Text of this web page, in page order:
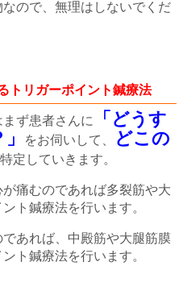
ので、無理はしないでくだ
トリガーポイント鍼療法
ず患者さんに
「どうす
をお伺いして、
どこの
定していきます。
痛むのであれば多裂筋や大
ト鍼療法を行います。
あれば、中殿筋や大腿筋膜
ト鍼療法を行います。